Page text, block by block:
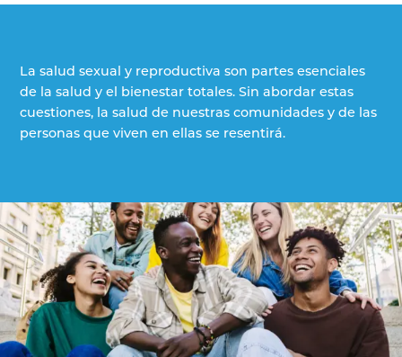
La salud sexual y reproductiva son partes esenciales
de la salud y el bienestar totales. Sin abordar estas
cuestiones, la salud de nuestras comunidades y de las
personas que viven en ellas se resentirá.